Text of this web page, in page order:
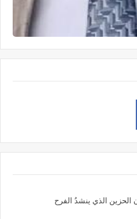
الحزين الذي ينشدُ الفرح